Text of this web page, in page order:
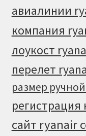
авиалинии
компания
лоукост
перелет
размер
регистрация
сайт ryanair